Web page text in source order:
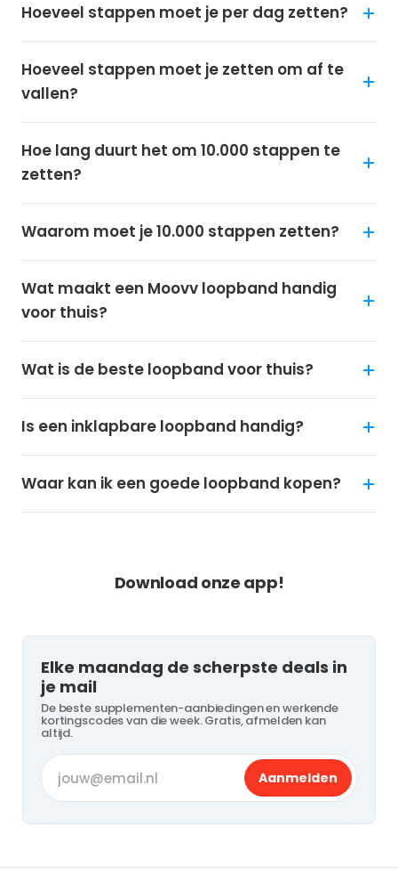
Hoeveel stappen moet je per dag zetten?
Hoeveel stappen moet je zetten om af te
vallen?
Hoe lang duurt het om 10.000 stappen te
zetten?
Waarom moet je 10.000 stappen zetten?
Wat maakt een Moovv loopband handig
voor thuis?
Wat is de beste loopband voor thuis?
Is een inklapbare loopband handig?
Waar kan ik een goede loopband kopen?
Download onze app!
Elke maandag de scherpste deals in
je mail
De beste supplementen-aanbiedingen en werkende
kortingscodes van die week. Gratis, afmelden kan
altijd.
Aanmelden